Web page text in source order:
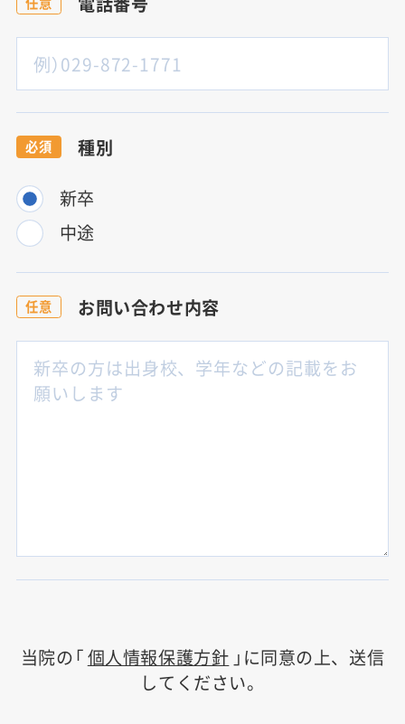
必須 種別
新卒
中途
任意 お問い合わせ内容
当院の「個人情報保護方針 」に同意の上、送信
してください。